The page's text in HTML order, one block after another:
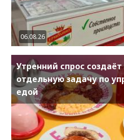
06.08.26
Утренний спрос
отдельную задачу по
едой